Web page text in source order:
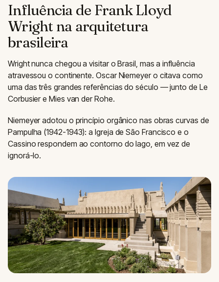
Influência de Frank Lloyd
Wright na arquitetura
brasileira
Wright nunca chegou a visitar o Brasil, mas a influência
atravessou o continente. Oscar Niemeyer o citava como
uma das três grandes referências do século — junto de Le
Corbusier e Mies van der Rohe.
Niemeyer adotou o princípio orgânico nas obras curvas de
Pampulha (1942-1943): a Igreja de São Francisco e o
Cassino respondem ao contorno do lago, em vez de
ignorá-lo.